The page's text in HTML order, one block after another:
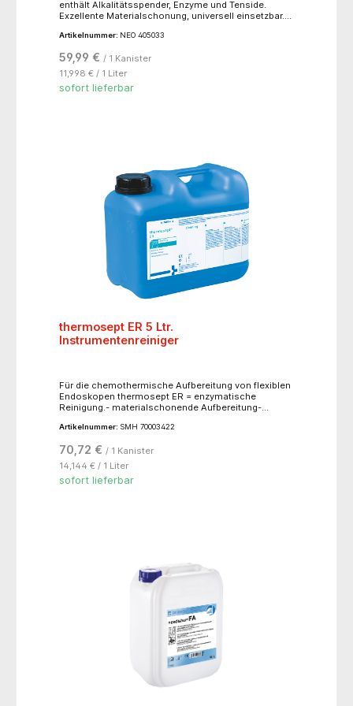
enthält Alkalitätsspender, Enzyme und Tenside.
Exzellente Materialschonung, universell einsetzbar.
angetrocknetem und denaturiertem Blut. Vermeidet
für den professionellen Gebrauch !!
Artikelnummer: NEO 405033
59,99 € / 1 Kanister
11,998 € / 1 Liter
sofort lieferbar
thermosept ER 5 Ltr.
Instrumentenreiniger
Für die chemothermische Aufbereitung von flexiblen
Endoskopen thermosept ER = enzymatische
Reinigung.- materialschonende Aufbereitung-
Desinfektion- umfassende mikrobiologische
schaumfrei- biologisch abbaubar
Artikelnummer: SMH 70003422
70,72 € / 1 Kanister
14,144 € / 1 Liter
sofort lieferbar